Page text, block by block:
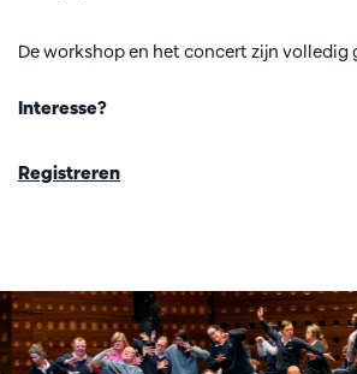
De workshop en het concert zijn volledig
Interesse?
Registreren
Overslaan